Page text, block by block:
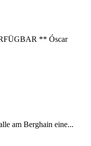
** Óscar
am Berghain eine...